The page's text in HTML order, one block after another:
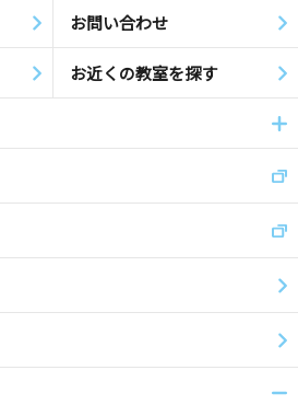
お問い合わせ
お近くの教室を探す